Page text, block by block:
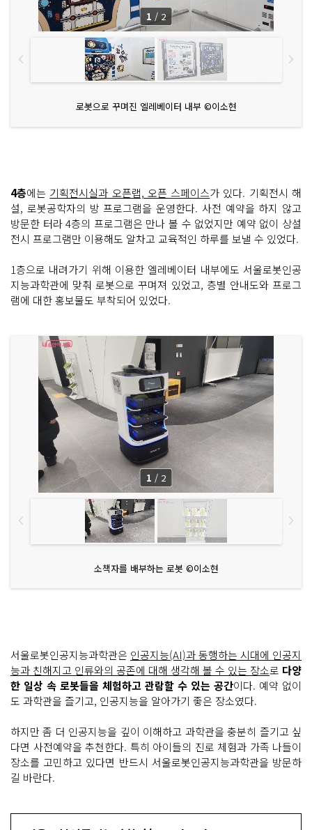
로봇으로 꾸며진 엘레베이터 내부 ©이소현
1 / 2
4층에는 기획전시실과 오픈랩, 오픈 스페이스가 있다. 기획전시 해
설, 로봇공학자의 방 프로그램을 운영한다. 사전 예약을 하지 않고
방문한 터라 4층의 프로그램은 만나 볼 수 없었지만 예약 없이 상설
전시 프로그램만 이용해도 알차고 교육적인 하루를 보낼 수 있었다.
1층으로 내려가기 위해 이용한 엘레베이터 내부에도 서울로봇인공
지능과학관에 맞춰 로봇으로 꾸며져 있었고, 층별 안내도와 프로그
램에 대한 홍보물도 부착되어 있었다.
소책자를 배부하는 로봇 ©이소현
1 / 2
서울로봇인공지능과학관은 인공지능(AI)과 동행하는 시대에 인공지
능과 친해지고 인류와의 공존에 대해 생각해 볼 수 있는 장소로 다양
한 일상 속 로봇들을 체험하고 관람할 수 있는 공간이다. 예약 없이
도 과학관을 즐기고, 인공지능을 알아가기 좋은 장소였다.
하지만 좀 더 인공지능을 깊이 이해하고 과학관을 충분히 즐기고 싶
다면 사전예약을 추천한다. 특히 아이들의 진로 체험과 가족 나들이
장소를 고민하고 있다면 반드시 서울로봇인공지능과학관을 방문하
길 바란다.